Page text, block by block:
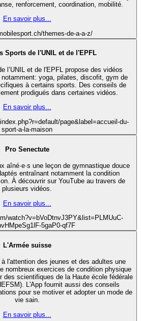
renforcement, coordination, mobilité.
En savoir plus...
themes-de-a-a-z/
Sports de l'UNIL et de l'EPFL
l’UNIL et de l'EPFL propose des vidéos
yoga, pilates, discofit, gym de
à certains sports. Des conseils de
prodigués dans certaines vidéos.
En savoir plus...
page&label=accueil-du-
sport-a-la-maison
Pro Senectute
aîné·e·s une leçon de gymnastique douce
entraînant notamment la condition
À découvrir sur YouTube au travers de
plusieurs vidéos.
En savoir plus...
watch?v=bVoDtnvJ3PY&list=PLMUuC-
5gaP0-qf7F
L'Armée suisse
à l'attention des jeunes et des adultes une
nombreux exercices de condition physique
des scientifiques de la Haute école fédérale
L'App fournit aussi des conseils
pour se motiver et adopter un mode de
vie sain.
En savoir plus...